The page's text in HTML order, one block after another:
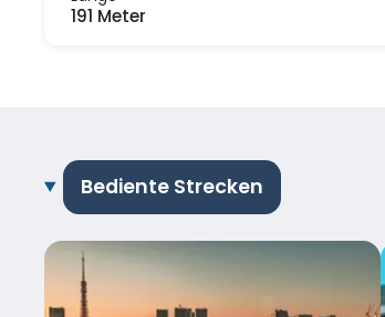
191 Meter
Bediente Strecken